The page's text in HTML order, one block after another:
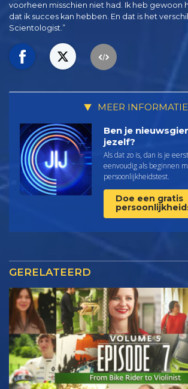
voorheen misschien niet had. Ik heb gewoon
dat ik succes kan hebben. En dat is het
Scientologist.”
MEER INFORMATIE
Ben je
jezelf?
Als dat zo is, dan is je
eenvoudig als beginnen
persoonlijkheids­test.
Doe een gratis
GERELATEERD